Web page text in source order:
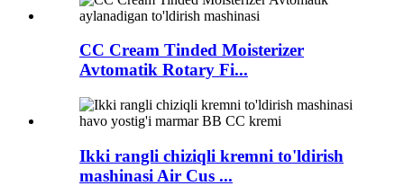
CC Cream Tinded Moisterizer
Avtomatik Rotary Fi...
Ikki rangli chiziqli kremni to'ldirish
mashinasi Air Cus ...